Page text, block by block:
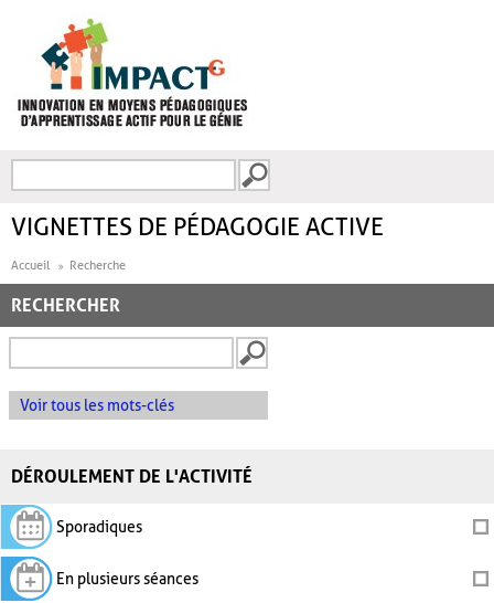
FORMULAIRE DE
VIGNETTES DE PÉDAGOGIE ACTIVE
Accueil Recherche
RECHERCHER
Voir tous les mots-clés
DÉROULEMENT DE L'ACTIVITÉ
Sporadiques
En plusieurs séances